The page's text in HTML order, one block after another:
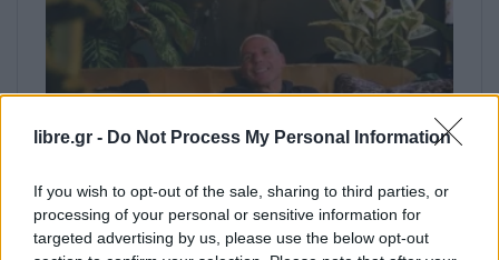
libre.gr - Do Not Process My Personal Information
If you wish to opt-out of the sale, sharing to third parties, or
processing of your personal or sensitive information for
targeted advertising by us, please use the below opt-out